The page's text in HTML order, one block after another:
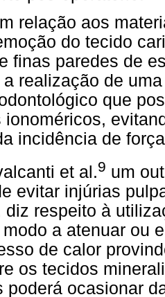
relação aos
do tecido
finas paredes de
a realização de
que
ionoméricos,
incidência de
et al.9 um
evitar injúrias
diz respeito à
a atenuar ou
de calor
os tecidos
poderá ocasionar